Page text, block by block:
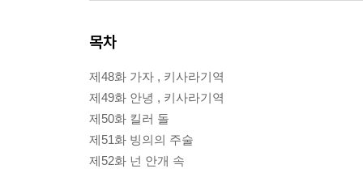
목차
제48화 가자 , 키사라기역
제49화 안녕 , 키사라기역
제50화 킬러 돌
제51화 빙의의 주술
제52화 넌 안개 속